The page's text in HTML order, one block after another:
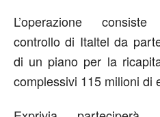
L’operazione
controllo di Italtel da
di un piano per la
complessivi 115 milioni di